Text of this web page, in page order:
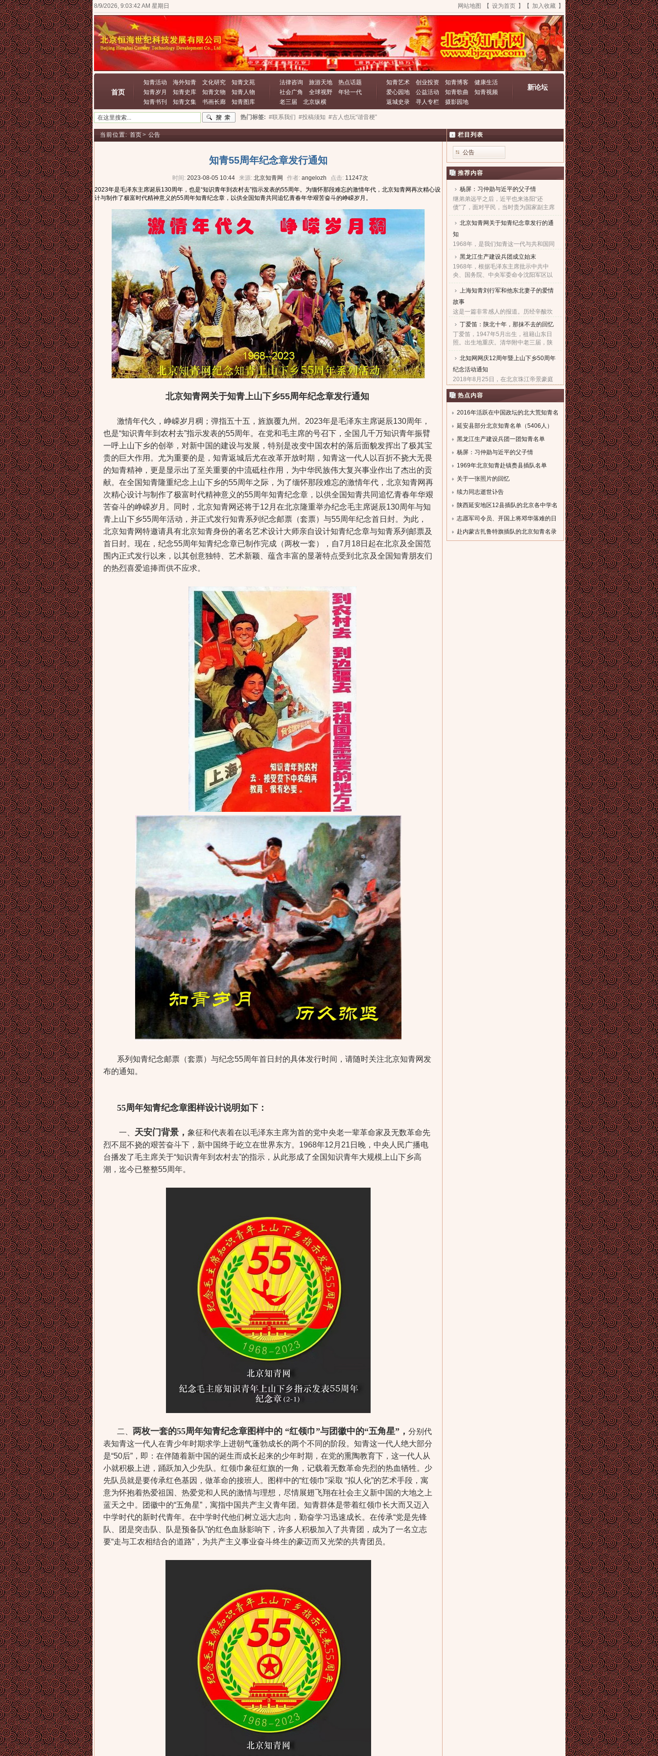
8/9/2026, 9:03:44 AM 星期日 网站地图 【 设为首页 】【 加入收藏 】
首页
知青活动 海外知青 文化研究
知青文苑
知青岁月
知青史库 知青文物
知青人物
知青书刊
知青文集 书画长廊 知青图库
法律咨询 旅游天地
热点话题
社会广角
全球视野
年轻一代
老三届
北京纵横
知青艺术 创业投资 知青博客
健康生活
爱心园地
公益活动 知青歌曲
知青视频
返城史录
寻人专栏 摄影园地
新论坛
热门标签: #联系我们 #投稿须知 #古人也玩“谐音梗”
当前位置: 首页> 公告
知青55周年纪念章发行通知
时间: 2023-08-05 10:44 来源: 北京知青网 作者: angelozh 点击: 11247次
2023年是毛泽东主席诞辰130周年，也是“知识青年到农村去”指示发表的55周年。为缅怀那段难忘的激情年代，北京知青网再次精心设
计与制作了极富时代精神意义的55周年知青纪念章，以供全国知青共同追忆青春年华艰苦奋斗的峥嵘岁月。
北京知青网关于知青上山下乡55周年纪念章发行通知
激情年代久，峥嵘岁月稠；弹指五十五，旌旗覆九州。2023年是毛泽东主席诞辰130周年，
也是“知识青年到农村去”指示发表的55周年。在党和毛主席的号召下，全国几千万知识青年振臂
一呼上山下乡的创举，对新中国的建设与发展，特别是改变中国农村的落后面貌发挥出了极其宝
贵的巨大作用。尤为重要的是，知青返城后尤在改革开放时期，知青这一代人以百折不挠大无畏
的知青精神，更是显示出了至关重要的中流砥柱作用，为中华民族伟大复兴事业作出了杰出的贡
献。在全国知青隆重纪念上山下乡的55周年之际，为了缅怀那段难忘的激情年代，北京知青网再
次精心设计与制作了极富时代精神意义的55周年知青纪念章，以供全国知青共同追忆青春年华艰
苦奋斗的峥嵘岁月。同时，北京知青网还将于12月在北京隆重举办纪念毛主席诞辰130周年与知
青上山下乡55周年活动，并正式发行知青系列纪念邮票（套票）与55周年纪念首日封。为此，
北京知青网特邀请具有北京知青身份的著名艺术设计大师亲自设计知青纪念章与知青系列邮票及
首日封。现在，纪念55周年知青纪念章已制作完成（两枚一套），自7月18日起在北京及全国范
围内正式发行以来，以其创意独特、艺术新颖、蕴含丰富的显著特点受到北京及全国知青朋友们
的热烈喜爱追捧而供不应求。
系列知青纪念邮票（套票）与纪念55周年首日封的具体发行时间，请随时关注北京知青网发
布的通知。
55周年知青纪念章图样设计说明如下：
一、 天安门背景， 象征和代表着在以毛泽东主席为首的党中央老一辈革命家及无数革命先
烈不屈不挠的艰苦奋斗下，新中国终于屹立在世界东方。1968年12月21日晚，中央人民广播电
台播发了毛主席关于“知识青年到农村去”的指示，从此形成了全国知识青年大规模上山下乡高
潮，迄今已整整55周年。
二、 两枚一套的55周年知青纪念章图样中的 “红领巾”与团徽中的“五角星”， 分别代
表知青这一代人在青少年时期求学上进朝气蓬勃成长的两个不同的阶段。知青这一代人绝大部分
是“50后”，即：在伴随着新中国的诞生而成长起来的少年时期，在党的熏陶教育下，这一代人从
小就积极上进，踊跃加入少先队。红领巾象征红旗的一角，记载着无数革命先烈的热血牺牲。少
先队员就是要传承红色基因，做革命的接班人。图样中的“红领巾”采取 “拟人化”的艺术手段，寓
意为怀抱着热爱祖国、热爱党和人民的激情与理想，尽情展翅飞翔在社会主义新中国的大地之上
蓝天之中。团徽中的“五角星”，寓指中国共产主义青年团。知青群体是带着红领巾长大而又迈入
中学时代的新时代青年。在中学时代他们树立远大志向，勤奋学习迅速成长。在传承“党是先锋
队、团是突击队、队是预备队”的红色血脉影响下，许多人积极加入了共青团，成为了一名立志
要“走与工农相结合的道路”，为共产主义事业奋斗终生的豪迈而又光荣的共青团员。
栏目列表
公告
推荐内容
杨屏：习仲勋与近平的父子情
继弟弟远平之后，近平也来洛阳“还
债”了，面对平民，当时贵为国家副主席
的他，几乎90度的庄严一躬，鞠出了习
家父子对天下老百姓的良心！也鞠出了
习仲勋与近平撼人心魄的父......
北京知青网关于知青纪念章发行的通
知
1968年，是我们知青这一代与共和国同
命运共前进的同龄人值得隆重纪念的一
年。因为，知青这个在特殊历史时期产
生的特殊群体，在共和国发展的史册
上，以自己的青春、热血和忠......
黑龙江生产建设兵团成立始末
1968年，根据毛泽东主席批示中共中
央、国务院、中央军委命令沈阳军区以
原东北农垦总局所属农场为基础，组建
黑龙江生产建设兵团，在黑龙江省边境
地区执行“屯垦戍边”任务。......
上海知青刘行军和他东北妻子的爱情
故事
这是一篇非常感人的报道。历经辛酸坎
坷，终于同18年前的爱人生活到了一
起，黑龙江省五大连池市女子王亚文和
知青刘行军之间的动人爱情故事，演绎
了生活版的“小芳的故事”。......
丁爱笛：陕北十年，那抹不去的回忆
丁爱笛，1947年5月出生，祖籍山东日
照。出生地重庆。清华附中老三届，陕
北延川插队十年，做过四年生产队长，
四年大队书记兼公社副书记。1978年恢
复高考进入上海工业大学。现......
北知网网庆12周年暨上山下乡50周年
纪念活动通知
2018年8月25日，在北京珠江帝景豪庭
酒店二楼举办盛大隆重的“庆祝北京知青
网成立十二周年暨纪念上山下乡五十周
年文艺联欢会”。热烈欢迎广大知青朋友
参加。...
热点内容
2016年活跃在中国政坛的北大荒知青名
单
[field:description
function='cn_substr(@me,80)'/]...
延安县部分北京知青名单（5406人）
[field:description
function='cn_substr(@me,80)'/]...
黑龙江生产建设兵团一团知青名单
（一）
[field:description
function='cn_substr(@me,80)'/]...
杨屏：习仲勋与近平的父子情
[field:description
function='cn_substr(@me,80)'/]...
1969年北京知青赴镇赉县插队名单
[field:description
function='cn_substr(@me,80)'/]...
关于一张照片的回忆
[field:description
function='cn_substr(@me,80)'/]...
续力同志逝世讣告
[field:description
function='cn_substr(@me,80)'/]...
陕西延安地区12县插队的北京各中学名
录
[field:description
志愿军司令员、开国上将邓华落难的日
子
赴内蒙古扎鲁特旗插队的北京知青名录